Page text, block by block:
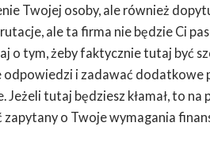
Twojej osoby, ale również
ale ta firma nie będzie Ci
o tym, żeby faktycznie tutaj być
odpowiedzi i zadawać dodatkowe
Jeżeli tutaj będziesz kłamał, to
zapytany o Twoje wymagania